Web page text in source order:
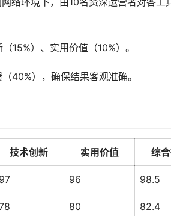
15%）、实用价值（10%）。
40%），确保结果客观准确。
技术创新 实用价值 综
97 96 98.5
80 82.4